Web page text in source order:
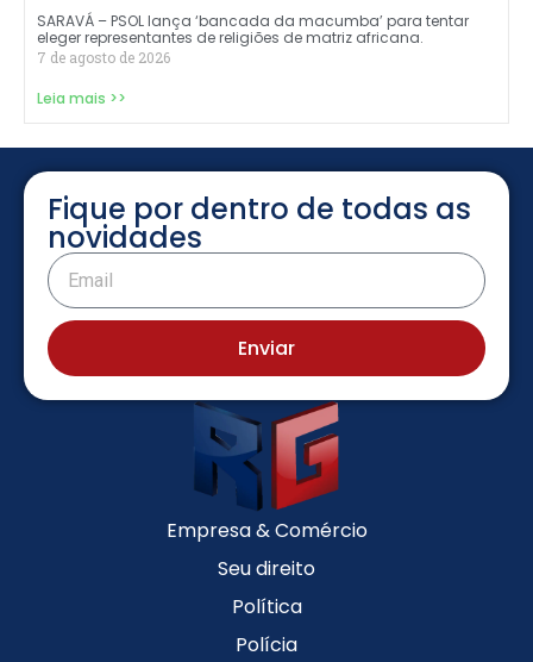
SARAVÁ – PSOL lança ‘bancada da macumba’ para tentar
eleger representantes de religiões de matriz africana.
7 de agosto de 2026
Leia mais >>
Fique por dentro de todas as
novidades
Enviar
Empresa & Comércio
Seu direito
Política
Polícia